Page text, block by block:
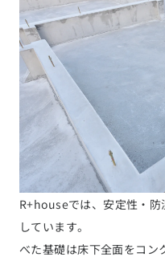
R+houseでは、安定性・
しています。
べた基礎は床下全面をコン